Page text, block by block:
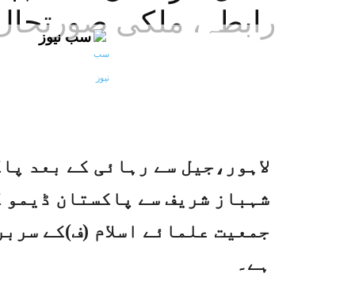
رابطہ، ملکی صورتحال
سب نیوز
لاہور،جیل سے رہائی کے بعد
شہباز شریف سے پاکستان
جمعیت علمائے اسلام (ف)کے
ہے۔